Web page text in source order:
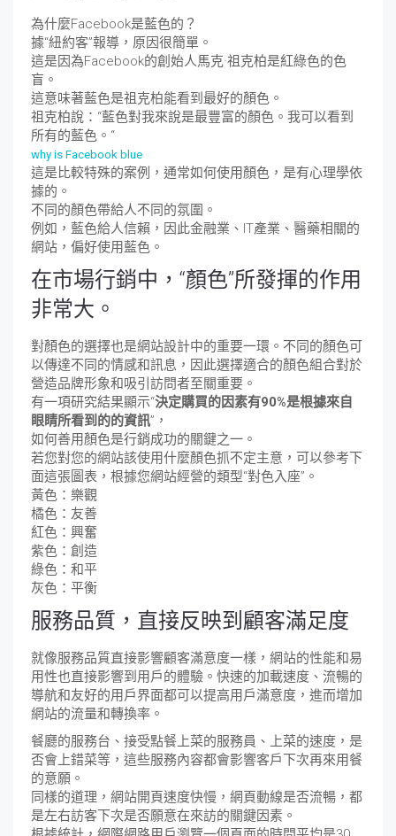
為什麼Facebook是藍色的？
據“紐約客”報導，原因很簡單。
這是因為Facebook的創始人馬克·祖克柏是紅綠色的色
盲。
這意味著藍色是祖克柏能看到最好的顏色。
祖克柏說：“藍色對我來說是最豐富的顏色。我可以看到
所有的藍色。“
why is Facebook blue
這是比較特殊的案例，通常如何使用顏色，是有心理學依
據的。
不同的顏色帶給人不同的氛圍。
例如，藍色給人信賴，因此金融業、IT產業、醫藥相關的
網站，偏好使用藍色。
在市場行銷中，“顏色”所發揮的作用
非常大。
對顏色的選擇也是網站設計中的重要一環。不同的顏色可
以傳達不同的情感和訊息，因此選擇適合的顏色組合對於
營造品牌形象和吸引訪問者至關重要。
有一項研究結果顯示“決定購買的因素有90%是根據來自
眼睛所看到的的資訊”，
如何善用顏色是行銷成功的關鍵之一。
若您對您的網站該使用什麼顏色抓不定主意，可以參考下
面這張圖表，根據您網站經營的類型“對色入座”。
黃色：樂觀
橘色：友善
紅色：興奮
紫色：創造
綠色：和平
灰色：平衡
服務品質，直接反映到顧客滿足度
就像服務品質直接影響顧客滿意度一樣，網站的性能和易
用性也直接影響到用戶的體驗。快速的加載速度、流暢的
導航和友好的用戶界面都可以提高用戶滿意度，進而增加
網站的流量和轉換率。
餐廳的服務台、接受點餐上菜的服務員、上菜的速度，是
否會上錯菜等，這些服務內容都會影響客戶下次再來用餐
的意願。
同樣的道理，網站開頁速度快慢，網頁動線是否流暢，都
是左右訪客下次是否願意在來訪的關鍵因素。